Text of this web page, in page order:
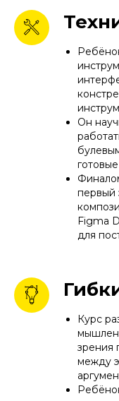
Он
первый
Figma
для
Курс
зрения
между